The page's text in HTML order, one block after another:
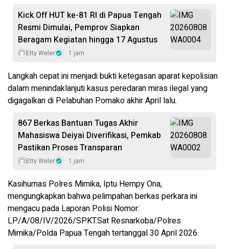
Kick Off HUT ke-81 RI di Papua Tengah
Resmi Dimulai, Pemprov Siapkan
Beragam Kegiatan hingga 17 Agustus
Etty Weler 1 jam
​Langkah cepat ini menjadi bukti ketegasan aparat kepolisian
dalam menindaklanjuti kasus peredaran miras ilegal yang
digagalkan di Pelabuhan Pomako akhir April lalu.
867 Berkas Bantuan Tugas Akhir
Mahasiswa Deiyai Diverifikasi, Pemkab
Pastikan Proses Transparan
Etty Weler 1 jam
Kasihumas Polres Mimika, Iptu Hempy Ona,
mengungkapkan bahwa pelimpahan berkas perkara ini
mengacu pada Laporan Polisi Nomor:
LP/A/08/IV/2026/SPKT.Sat Resnarkoba/Polres
Mimika/Polda Papua Tengah tertanggal 30 April 2026.